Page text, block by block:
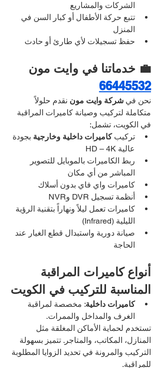
الشركات والمشاريع
تتبع حركة الأطفال أو كبار السن في
المنزل
حفظ تسجيلات لأي طارئ أو حادث
💼 خدماتنا في وايت مون
66445532
نحن في شركة وايت مون نقدم حلولاً
متكاملة لتركيب وصيانة كاميرات المراقبة
في الكويت، تشمل:
تركيب كاميرات داخلية وخارجية بجودة
عالية HD – 4K
ربط الكاميرات بالموبايل للتصوير
المباشر من أي مكان
كاميرات واي فاي بدون أسلاك
أنظمة تسجيل DVR وNVR
كاميرات تعمل ليلاً ونهاراً بتقنية الرؤية
الليلية (Infrared)
صيانة دورية واستبدال قطع الغيار عند
الحاجة
أنواع كاميرات المراقبة
المناسبة للتركيب في الكويت
كاميرات داخلية: مخصصة لمراقبة
الغرف والمداخل والممرات.
تستخدم لحماية الأماكن المغلقة مثل
المنازل، المكاتب، والمتاجر. تتميز بسهولة
التركيب والمرونة في تحديد الزوايا المطلوبة
للمراقبة.